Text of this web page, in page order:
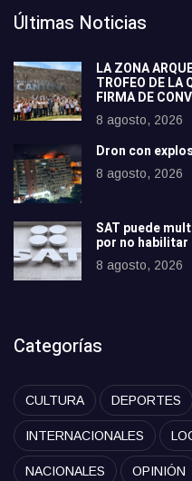
Últimas Noticias
LA ZONA
TROFEO DE LA
FIRMA DE
8 agosto, 2026
Dron con
8 agosto, 2026
SAT puede
por no
8 agosto, 2026
Categorías
CULTURA DEPORTES
INTERNACIONALES
NACIONALES OPINIÓN